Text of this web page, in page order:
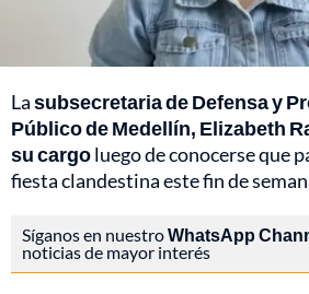
Lasubsecretaria de Defensa y
Público de Medellín, Elizabeth
su cargoluego de conocerse que
fiesta clandestina este fin de
Síganos en nuestroWhatsApp
noticias de mayor interés